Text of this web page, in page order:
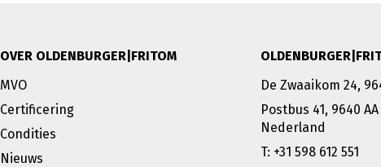
OVER OLDENBURGER|FRITOM
MVO
Certificering
Condities
Nieuws
De Zwaaikom 24,
Postbus 41, 9640
Nederland
T: +31 598 612 551